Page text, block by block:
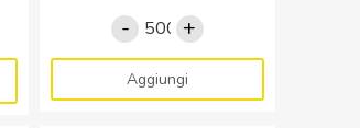
-
TASKER
CAVO
C105
TN
+
Aggiungi